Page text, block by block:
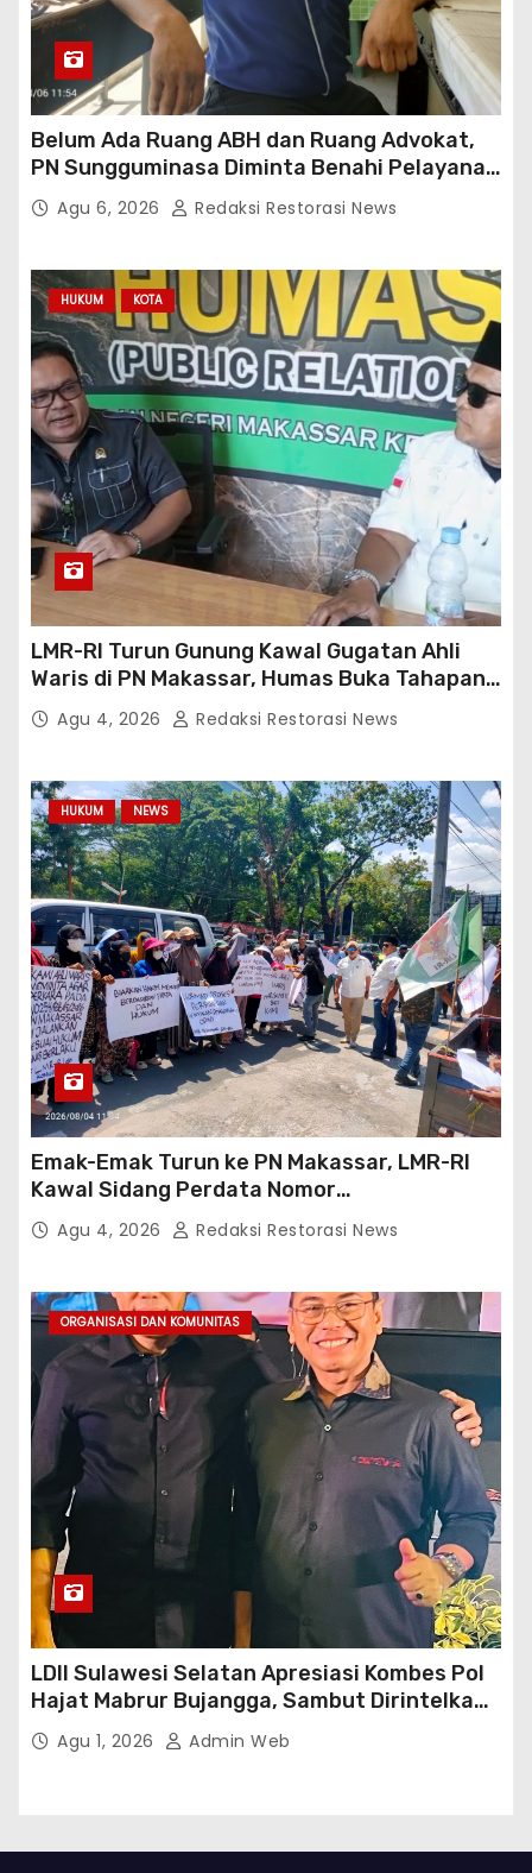
o
s
Belum Ada Ruang ABH dan Ruang Advokat,
PN Sungguminasa Diminta Benahi Pelayanan
PublikAgu 6, 2026 Redaksi Restorasi News
HUKUM KOTA
LMR-RI Turun Gunung Kawal Gugatan Ahli
Waris di PN Makassar, Humas Buka Tahapan
Persidangan
Agu 4, 2026 Redaksi Restorasi News
HUKUM NEWS
Emak-Emak Turun ke PN Makassar, LMR-RI
Kawal Sidang Perdata Nomor
254/Pdt.G/2026/PN Mks
Agu 4, 2026 Redaksi Restorasi News
ORGANISASI DAN KOMUNITAS
LDII Sulawesi Selatan Apresiasi Kombes Pol
Hajat Mabrur Bujangga, Sambut Dirintelkam
Baru Kombes Pol Dulfi Muis
Agu 1, 2026 Admin Web